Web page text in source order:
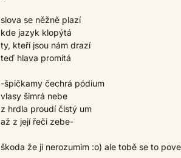
slova se něžně plazí
kde jazyk klopýtá
ty, kteří jsou nám drazí
teď hlava promítá
-špičkamy čechrá pódium
vlasy šimrá nebe
z hrdla proudí čistý um
až z její řeči zebe-
škoda že ji nerozumim :o) ale tobě se to